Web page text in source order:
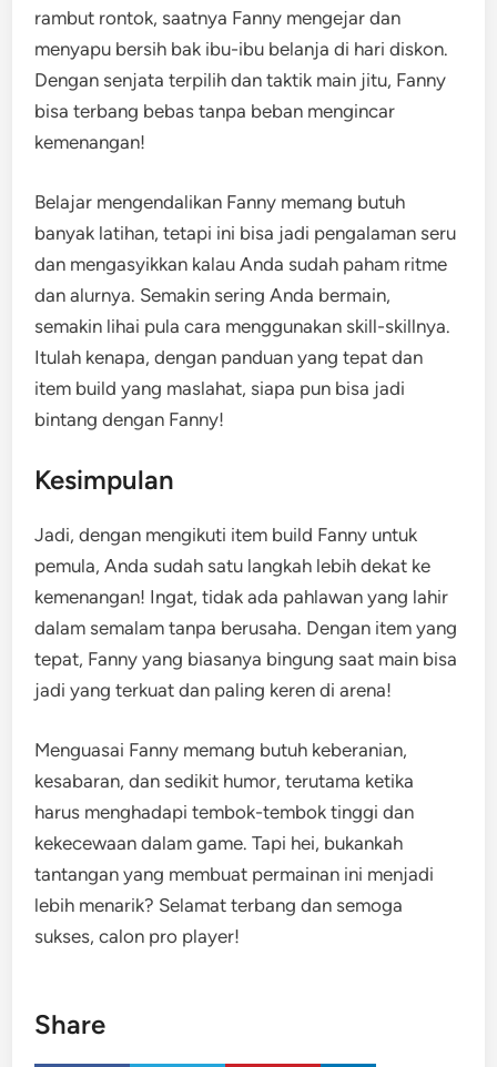
rambut rontok, saatnya Fanny mengejar dan
menyapu bersih bak ibu-ibu belanja di hari diskon.
Dengan senjata terpilih dan taktik main jitu, Fanny
bisa terbang bebas tanpa beban mengincar
kemenangan!
Belajar mengendalikan Fanny memang butuh
banyak latihan, tetapi ini bisa jadi pengalaman seru
dan mengasyikkan kalau Anda sudah paham ritme
dan alurnya. Semakin sering Anda bermain,
semakin lihai pula cara menggunakan skill-skillnya.
Itulah kenapa, dengan panduan yang tepat dan
item build yang maslahat, siapa pun bisa jadi
bintang dengan Fanny!
Kesimpulan
Jadi, dengan mengikuti item build Fanny untuk
pemula, Anda sudah satu langkah lebih dekat ke
kemenangan! Ingat, tidak ada pahlawan yang lahir
dalam semalam tanpa berusaha. Dengan item yang
tepat, Fanny yang biasanya bingung saat main bisa
jadi yang terkuat dan paling keren di arena!
Menguasai Fanny memang butuh keberanian,
kesabaran, dan sedikit humor, terutama ketika
harus menghadapi tembok-tembok tinggi dan
kekecewaan dalam game. Tapi hei, bukankah
tantangan yang membuat permainan ini menjadi
lebih menarik? Selamat terbang dan semoga
sukses, calon pro player!
Share